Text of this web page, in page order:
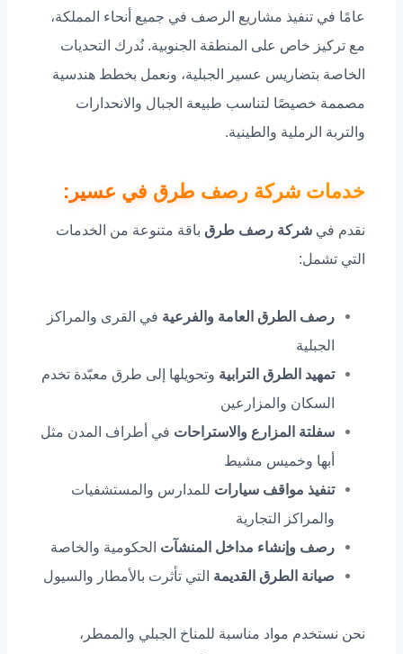
عامًا في تنفيذ مشاريع الرصف في جميع أنحاء المملكة،
مع تركيز خاص على المنطقة الجنوبية. نُدرك التحديات
الخاصة بتضاريس عسير الجبلية، ونعمل بخطط هندسية
مصممة خصيصًا لتناسب طبيعة الجبال والانحدارات
والتربة الرملية والطينية.
خدمات شركة رصف طرق في عسير:
نقدم في شركة رصف طرق باقة متنوعة من الخدمات
التي تشمل:
رصف الطرق العامة والفرعية في القرى والمراكز
الجبلية
تمهيد الطرق الترابية وتحويلها إلى طرق معبّدة تخدم
السكان والمزارعين
سفلتة المزارع والاستراحات في أطراف المدن مثل
أبها وخميس مشيط
تنفيذ مواقف سيارات للمدارس والمستشفيات
والمراكز التجارية
رصف وإنشاء مداخل المنشآت الحكومية والخاصة
صيانة الطرق القديمة التي تأثرت بالأمطار والسيول
نحن نستخدم مواد مناسبة للمناخ الجبلي والممطر،